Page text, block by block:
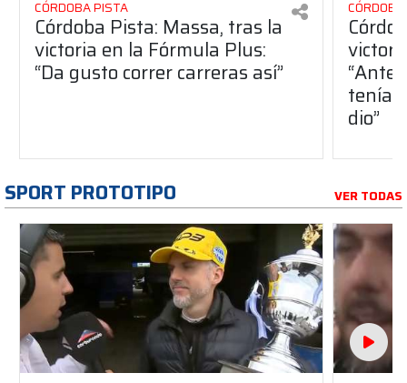
CÓRDOBA PISTA
Córdoba Pista: Massa, tras la
victoria en la Fórmula Plus:
“Da gusto correr carreras así”
dio”
SPORT PROTOTIPO VER TODAS